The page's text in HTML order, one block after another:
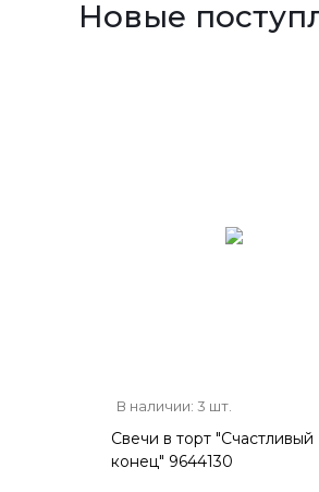
Новые
В наличии: 3 шт.
Свечи в торт "Счастливый
конец" 9644130